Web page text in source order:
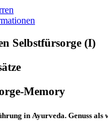
Selbstfürsorge (I)
Memory
in Ayurveda. Genuss als